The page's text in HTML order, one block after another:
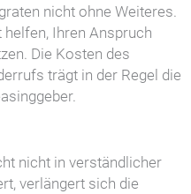
nicht ohne Weiteres.
Ihren Anspruch
Die Kosten des
trägt in der Regel die
nicht in verständlicher
verlängert sich die